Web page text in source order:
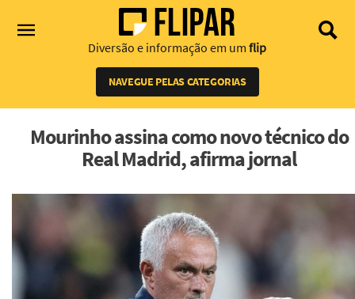
Diversão e informação em um flip
NAVEGUE PELAS CATEGORIAS
Mourinho assina como novo técnico do
Real Madrid, afirma jornal